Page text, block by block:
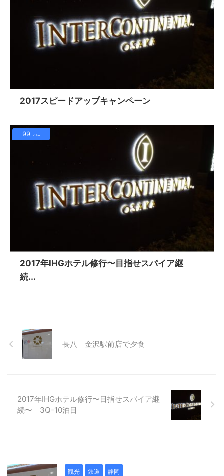
2017スピードアップキャンペーン
99 view
2017年IHGホテル修行〜目指せスパイア継
続...
長八 金沢駅前店で夕食
2017年IHGホテル修行〜目指せスパイア継
続〜 3Q-10泊目
観光 鉄道 静岡